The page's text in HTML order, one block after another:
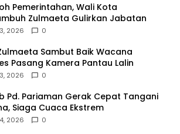
Pemerintahan, Wali Kota
Zulmaeta Gulirkan Jabatan
2026 0
Sambut Baik Wacana
Pasang Kamera Pantau Lalin
2026 0
Pd. Pariaman Gerak Cepat Tangani
Siaga Cuaca Ekstrem
2026 0